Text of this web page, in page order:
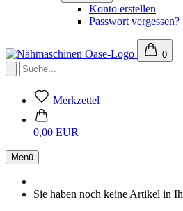
Konto erstellen
Passwort vergessen?
0
Merkzettel
0,00 EUR
Menü
Sie haben noch keine Artikel in